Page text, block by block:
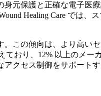
元保護と正確な電子医
Healing Care では、
この傾向は、より高い
おり、12% 以上のメー
クセス制御をサポート